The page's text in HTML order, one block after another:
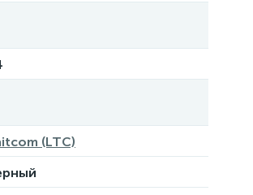
(LTC)